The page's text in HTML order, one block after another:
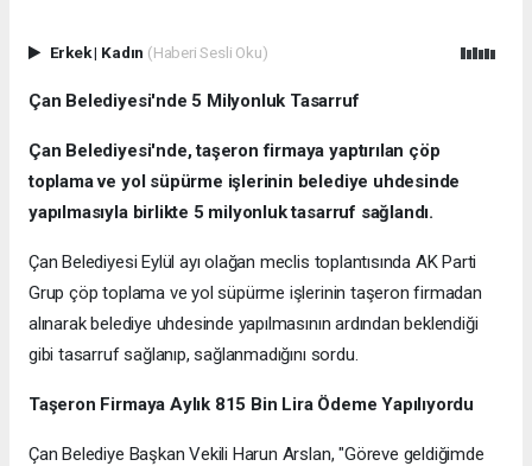
Erkek| Kadın (Haberi Sesli Oku)
Çan Belediyesi'nde 5 Milyonluk Tasarruf
Çan Belediyesi'nde, taşeron firmaya yaptırılan çöp
toplama ve yol süpürme işlerinin belediye uhdesinde
yapılmasıyla birlikte 5 milyonluk tasarruf sağlandı.
Çan Belediyesi Eylül ayı olağan meclis toplantısında AK Parti
Grup çöp toplama ve yol süpürme işlerinin taşeron firmadan
alınarak belediye uhdesinde yapılmasının ardından beklendiği
gibi tasarruf sağlanıp, sağlanmadığını sordu.
Taşeron Firmaya Aylık 815 Bin Lira Ödeme Yapılıyordu
Çan Belediye Başkan Vekili Harun Arslan, "Göreve geldiğimde